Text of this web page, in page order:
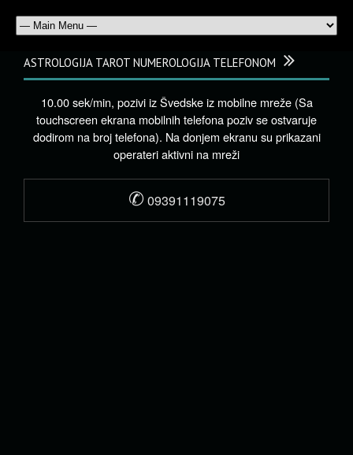
ASTROLOGIJA TAROT NUMEROLOGIJA TELEFONOM
10.00 sek/min, pozivi iz Švedske iz mobilne mreže (Sa
touchscreen ekrana mobilnih telefona poziv se ostvaruje
dodirom na broj telefona). Na donjem ekranu su prikazani
operateri aktivni na mreži
✆ 09391119075